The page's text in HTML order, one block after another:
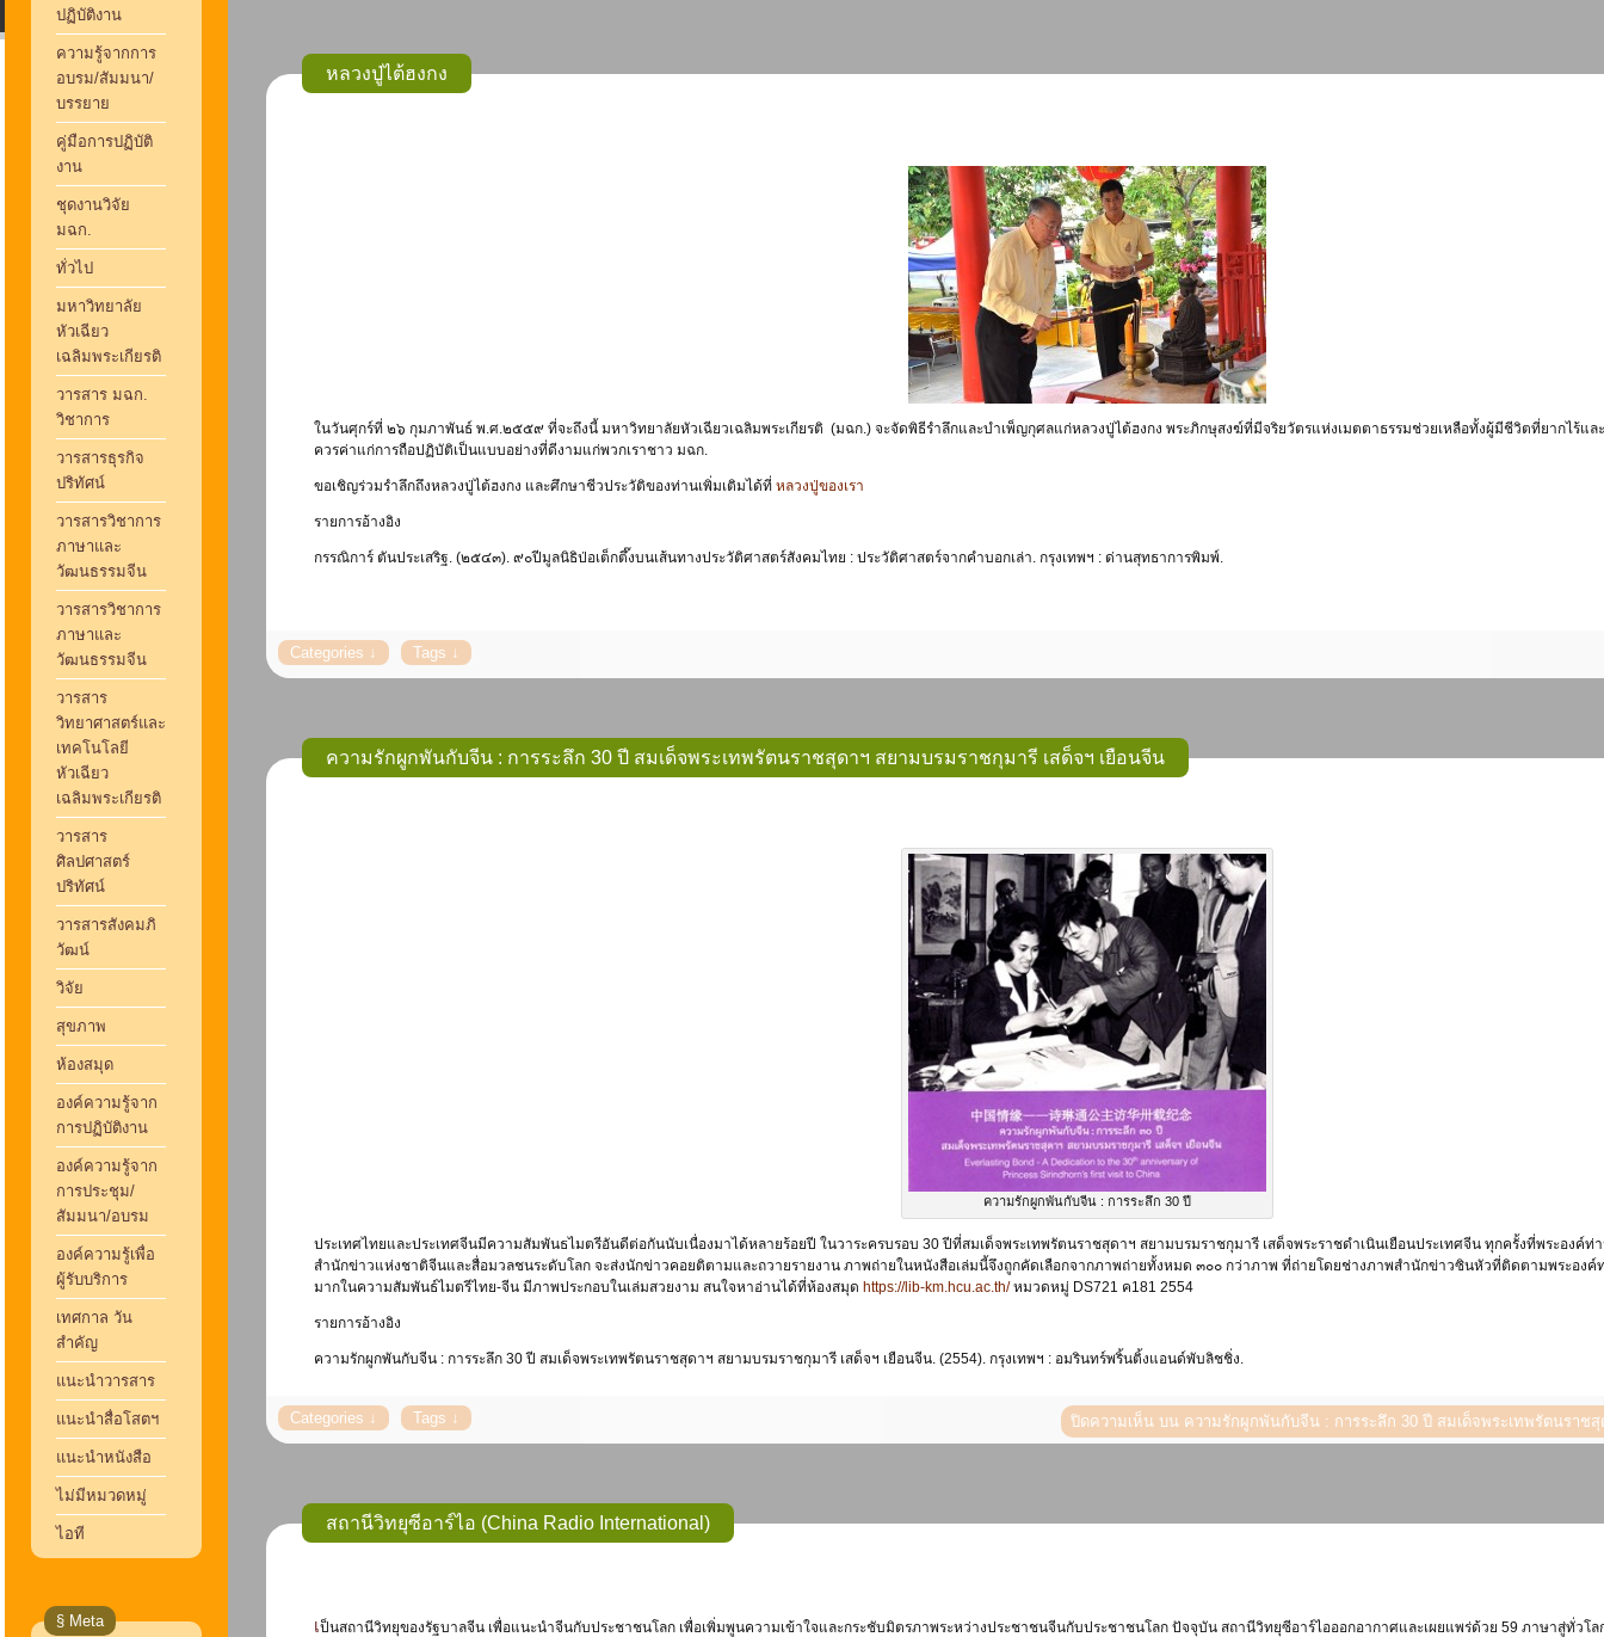
ปฏิบัติงาน
ความรู้จากการ
อบรม/สัมมนา/
บรรยาย
คู่มือการปฏิบัติ
งาน
ชุดงานวิจัย
มฉก.
ทั่วไป
มหาวิทยาลัย
หัวเฉียว
เฉลิมพระเกียรติ
วารสาร มฉก.
วิชาการ
วารสารธุรกิจ
ปริทัศน์
วารสารวิชาการ
ภาษาและ
วัฒนธรรมจีน
วารสารวิชาการ
ภาษาและ
วัฒนธรรมจีน
วารสาร
วิทยาศาสตร์และ
เทคโนโลยี
หัวเฉียว
เฉลิมพระเกียรติ
วารสาร
ศิลปศาสตร์
ปริทัศน์
วารสารสังคมภิ
วัฒน์
วิจัย
สุขภาพ
ห้องสมุด
องค์ความรู้จาก
การปฏิบัติงาน
องค์ความรู้จาก
การประชุม/
สัมมนา/อบรม
องค์ความรู้เพื่อ
ผู้รับบริการ
เทศกาล วัน
สำคัญ
แนะนำวารสาร
แนะนำสื่อโสตฯ
แนะนำหนังสือ
ไม่มีหมวดหมู่
ไอที
§ Meta
หลวงปู่ไต้ฮงกง
ในวันศุกร์ที่ ๒๖ กุมภาพันธ์ พ.ศ.๒๕๕๙ ที่จะถึงนี้ มหาวิทยาลัยหัวเฉียวเฉลิมพระเกียรติ (มฉก.) จะจัดพิธีรำลึกและบำเพ็ญกุศลแก่หลวงปู่ไต้ฮงกง พระภิกษุสงฆ์ที่มีจริยวัตรแห่งเมตตาธรรมช่วยเหลือทั้งผู้มีชีวิตที่ยากไร้
ควรค่าแก่การถือปฏิบัติเป็นแบบอย่างที่ดีงามแก่พวกเราชาว มฉก.
ขอเชิญร่วมรำลึกถึงหลวงปู่ไต้ฮงกง และศึกษาชีวประวัติของท่านเพิ่มเติมได้ที่ หลวงปู่ของเรา
รายการอ้างอิง
กรรณิการ์ ตันประเสริฐ. (๒๕๔๓). ๙๐ปีมูลนิธิป่อเต็กตึ๊งบนเส้นทางประวัติศาสตร์สังคมไทย : ประวัติศาสตร์จากคำบอกเล่า. กรุงเทพฯ : ด่านสุทธาการพิมพ์.
ความรักผูกพันกับจีน : การระลึก 30 ปี สมเด็จพระเทพรัตนราชสุดาฯ สยามบรมราชกุมารี เสด็จฯ เยือนจีน
ความรักผูกพันกับจีน : การระลึก 30 ปี
ประเทศไทยและประเทศจีนมีความสัมพันธไมตรีอันดีต่อกันนับเนื่องมาได้หลายร้อยปี ในวาระครบรอบ 30 ปีที่สมเด็จพระเทพรัตนราชสุดาฯ สยามบรมราชกุมารี เสด็จพระราชดำเนินเยือนประเทศจีน ทุกครั้งที่พระองค์ท่
สำนักข่าวแห่งชาติจีนและสื่อมวลชนระดับโลก จะส่งนักข่าวคอยติตามและถวายรายงาน ภาพถ่ายในหนังสือเล่มนี้จึงถูกคัดเลือกจากภาพถ่ายทั้งหมด ๓๐๐ กว่าภาพ ที่ถ่ายโดยช่างภาพสำนักข่าวซินหัวที่ติดตามพระอง
มากในความสัมพันธ์ไมตรีไทย-จีน มีภาพประกอบในเล่มสวยงาม สนใจหาอ่านได้ที่ห้องสมุด https://lib-km.hcu.ac.th/หมวดหมู่ DS721 ค181 2554
รายการอ้างอิง
ความรักผูกพันกับจีน : การระลึก 30 ปี สมเด็จพระเทพรัตนราชสุดาฯ สยามบรมราชกุมารี เสด็จฯ เยือนจีน. (2554). กรุงเทพฯ : อมรินทร์พริ้นติ้งแอนด์พับลิชชิ่ง.
ปิดความเห็น บน ความรักผูกพันกับจีน : การระลึก 30 ปี สมเด็จพระเทพรัตนราช
สถานีวิทยุซีอาร์ไอ (China Radio International)
เป็นสถานีวิทยุของรัฐบาลจีน เพื่อแนะนำจีนกับประชาชนโลก เพื่อเพิ่มพูนความเข้าใจและกระชับมิตรภาพระหว่างประชาชนจีนกับประชาชนโลก ปัจจุบัน สถานีวิทยุซีอาร์ไอออกอากาศและเผยแพร่ด้วย 59 ภาษาสู่ทั่วโลก ได้แก่ ภาษาอังกฤษ ญี่ปุ่น มองโกล เกาหลี